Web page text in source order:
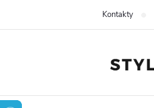
Kontakty